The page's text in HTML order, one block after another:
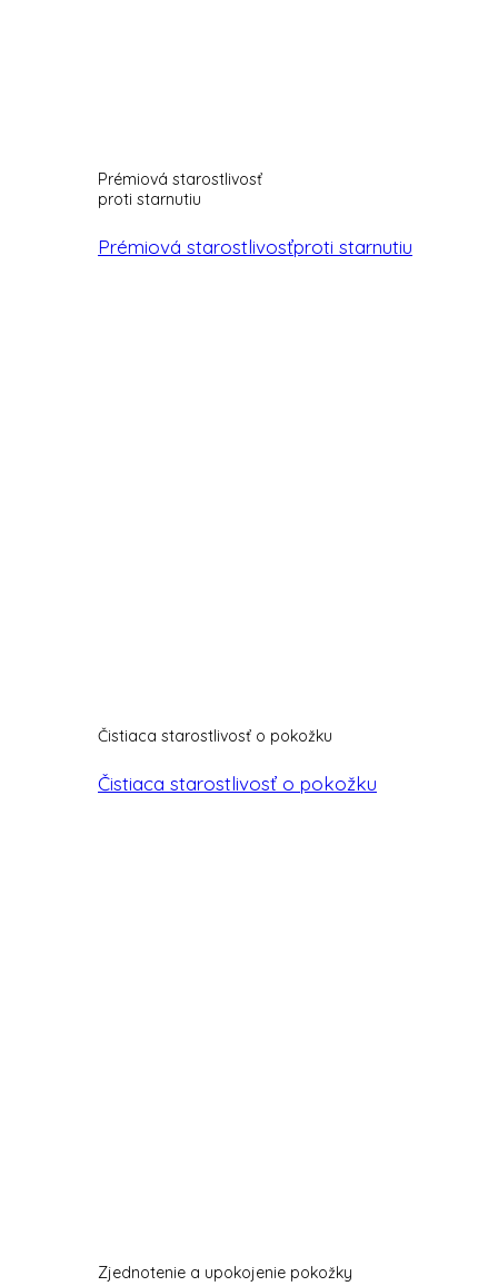
Prémiová starostlivosť
proti starnutiu
Prémiová starostlivosťproti starnutiu
Čistiaca starostlivosť o pokožku
Čistiaca starostlivosť o pokožku
Zjednotenie a upokojenie pokožky